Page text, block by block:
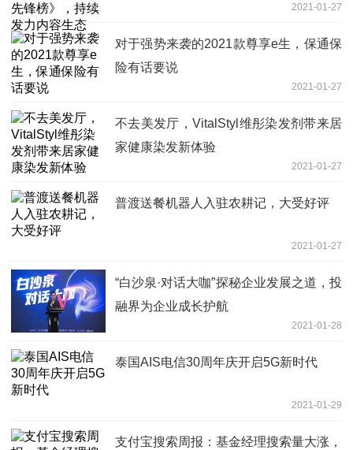
2021-01-27
对于强势来袭的2021款尊享e生，保通保
险有话要说
2021-01-27
不去美发厅，VitalStyl维彤染发剂带来居
家健康染发新体验
2021-01-27
普渡送餐机器人入驻农耕记，大受好评
2021-01-27
“白沙泉·对话大咖”探秘企业发展之道，投
融界为企业成长护航
2021-01-28
泰国AIS电信30周年庆开启5G新时代
2021-01-29
支付宝搜索周报：基金经理搜索量大涨，